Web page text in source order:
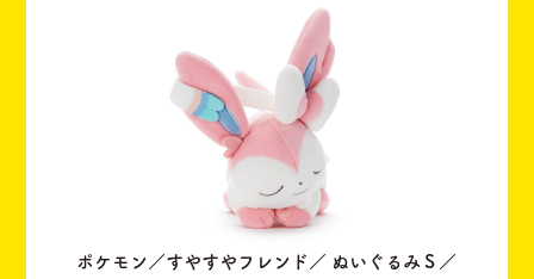
ポケモン／すやすやフレンド／ ぬいぐるみＳ／